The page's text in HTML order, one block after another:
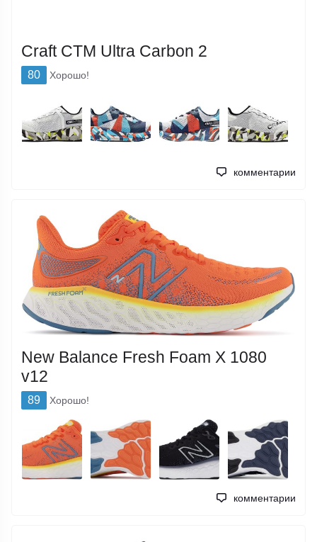
Craft CTM Ultra Carbon 2
80 Хорошо!
комментарии
New Balance Fresh Foam X 1080
v12
89 Хорошо!
комментарии